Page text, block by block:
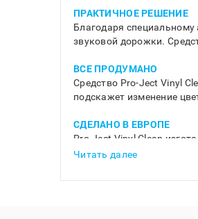
ПРАКТИЧНОЕ РЕШЕНИЕ
Благодаря специальному
звуковой дорожки.
ВСЕ ПРОДУМАНО
Средство Pro-Ject Vinyl
подскажет изменение
СДЕЛАНО В ЕВРОПЕ
Pro-Ject Vinyl Clean
Читать далее